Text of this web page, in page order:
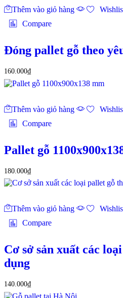
Thêm vào giỏ hàng
Compare
Đóng pallet gỗ theo
160.000₫
Thêm vào giỏ hàng
Compare
Pallet gỗ
180.000₫
Thêm vào giỏ hàng
Compare
Cơ sở sản xuất các
dụng
140.000₫